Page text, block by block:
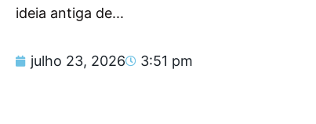
ideia antiga de...
julho 23, 2026 3:51 pm